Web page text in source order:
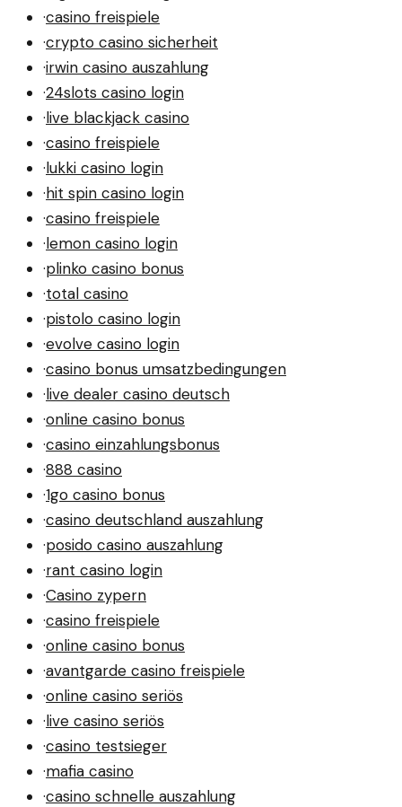
·casino freispiele
·crypto casino sicherheit
·irwin casino auszahlung
·24slots casino login
·live blackjack casino
·casino freispiele
·lukki casino login
·hit spin casino login
·casino freispiele
·lemon casino login
·plinko casino bonus
·total casino
·pistolo casino login
·evolve casino login
·casino bonus umsatzbedingungen
·live dealer casino deutsch
·online casino bonus
·casino einzahlungsbonus
·888 casino
·1go casino bonus
·casino deutschland auszahlung
·posido casino auszahlung
·rant casino login
·Casino zypern
·casino freispiele
·online casino bonus
·avantgarde casino freispiele
·online casino seriös
·live casino seriös
·casino testsieger
·mafia casino
·casino schnelle auszahlung